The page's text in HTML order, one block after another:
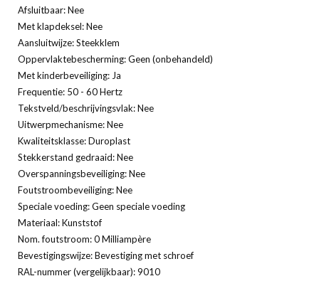
Afsluitbaar: Nee
Met klapdeksel: Nee
Aansluitwijze: Steekklem
Oppervlaktebescherming: Geen (onbehandeld)
Met kinderbeveiliging: Ja
Frequentie: 50 - 60 Hertz
Tekstveld/beschrijvingsvlak: Nee
Uitwerpmechanisme: Nee
Kwaliteitsklasse: Duroplast
Stekkerstand gedraaid: Nee
Overspanningsbeveiliging: Nee
Foutstroombeveiliging: Nee
Speciale voeding: Geen speciale voeding
Materiaal: Kunststof
Nom. foutstroom: 0 Milliampère
Bevestigingswijze: Bevestiging met schroef
RAL-nummer (vergelijkbaar): 9010